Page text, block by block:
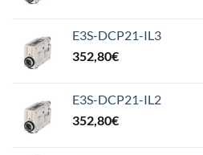
E3S-DCP21-IL3
352,80€
E3S-DCP21-IL2
352,80€